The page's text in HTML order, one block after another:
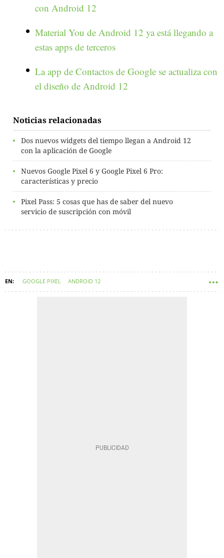
con Android 12
Material You de Android 12 ya está llegando a
estas apps de terceros
La app de Contactos de Google se actualiza con
el diseño de Android 12
Noticias relacionadas
Dos nuevos widgets del tiempo llegan a Android 12
con la aplicación de Google
Nuevos Google Pixel 6 y Google Pixel 6 Pro:
características y precio
Pixel Pass: 5 cosas que has de saber del nuevo
servicio de suscripción con móvil
GOOGLE PIXEL ANDROID 12